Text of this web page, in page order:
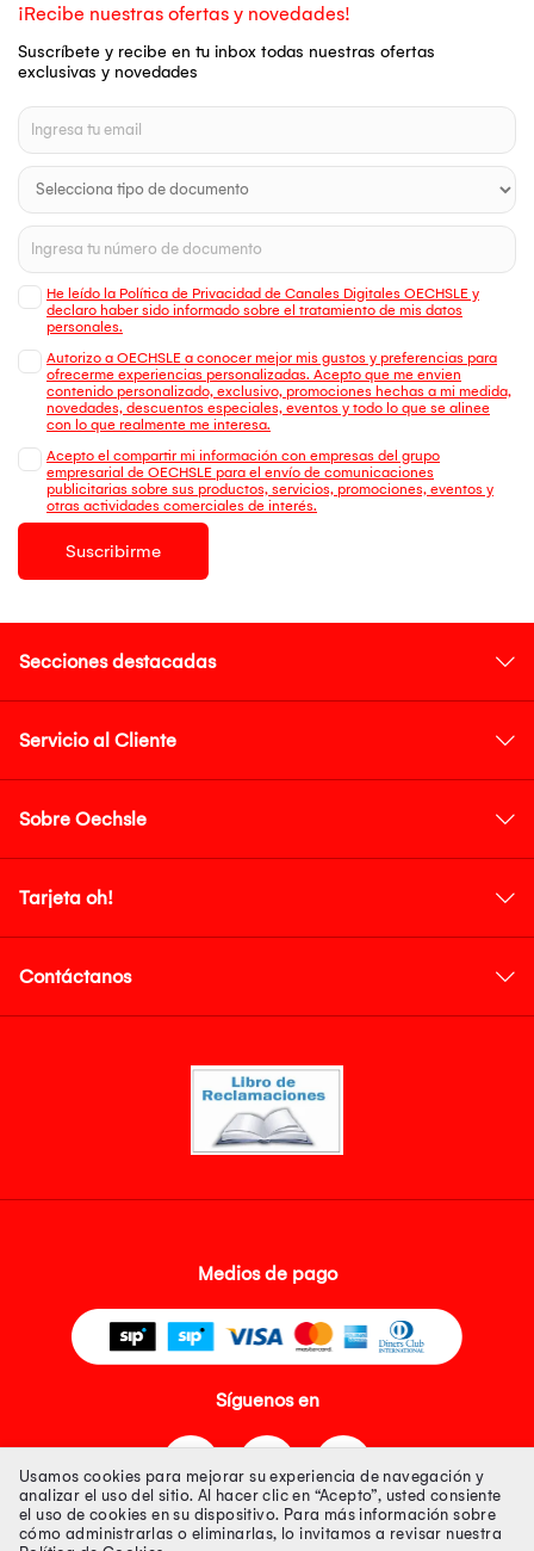
¡Recibe nuestras ofertas y novedades!
Suscríbete y recibe en tu inbox todas nuestras ofertas
exclusivas y novedades
He leído la Política de Privacidad de Canales Digitales OECHSLE y
declaro haber sido informado sobre el tratamiento de mis datos
personales.
Autorizo a OECHSLE a conocer mejor mis gustos y preferencias para
ofrecerme experiencias personalizadas. Acepto que me envien
contenido personalizado, exclusivo, promociones hechas a mi medida,
novedades, descuentos especiales, eventos y todo lo que se alinee
con lo que realmente me interesa.
Acepto el compartir mi información con empresas del grupo
empresarial de OECHSLE para el envío de comunicaciones
publicitarias sobre sus productos, servicios, promociones, eventos y
otras actividades comerciales de interés.
Suscribirme
Secciones destacadas
Servicio al Cliente
Sobre Oechsle
Tarjeta oh!
Contáctanos
Medios de pago
Síguenos en
Usamos cookies para mejorar su experiencia de navegación y
analizar el uso del sitio. Al hacer clic en “Acepto”, usted consiente
el uso de cookies en su dispositivo. Para más información sobre
cómo administrarlas o eliminarlas, lo invitamos a revisar nuestra